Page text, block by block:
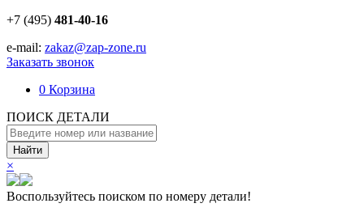
+7 (495) 481-40-16
e-mail: zakaz@zap-zone.ru
Заказать звонок
0 Корзина
ПОИСК ДЕТАЛИ
Найти
×
Воспользуйтесь поиском по номеру детали!